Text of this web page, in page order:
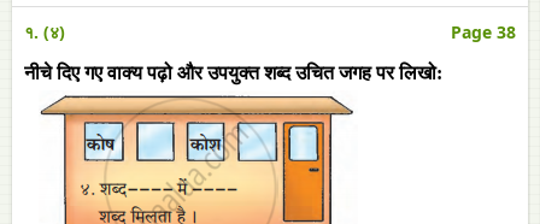
१. (४) Page 38
नीचे दिए गए वाक्य पढ़ो और उपयुक्त शब्द उचित जगह पर लिखो: